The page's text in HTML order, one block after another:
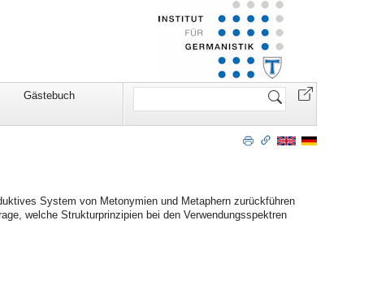
Gästebuch
Website
System von Metonymien und Metaphern zurückführen
welche Strukturprinzipien bei den Verwendungsspektren